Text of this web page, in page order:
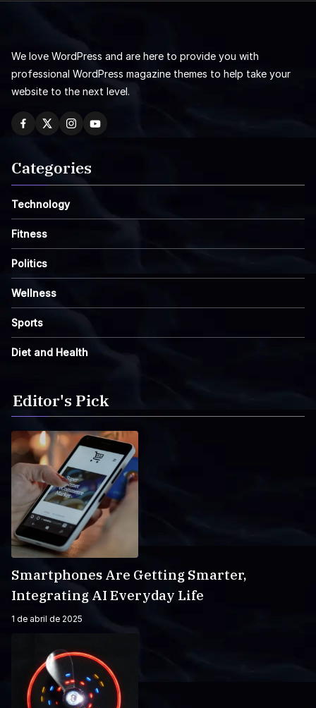
We love WordPress and are here to provide you with
professional WordPress magazine themes to help take your
website to the next level.
Categories
Technology
Fitness
Politics
Wellness
Sports
Diet and Health
Editor's Pick
Smartphones Are Getting Smarter,
Integrating AI Everyday Life
1 de abril de 2025